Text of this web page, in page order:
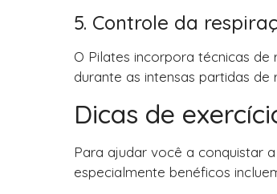
5. Controle da
O Pilates incorpora técnicas
durante as intensas partidas de
Dicas de
Para ajudar você a conquistar
especialmente benéficos